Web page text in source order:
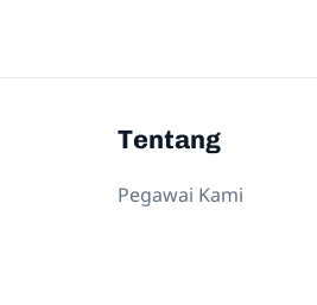
Tentang
Pegawai Kami